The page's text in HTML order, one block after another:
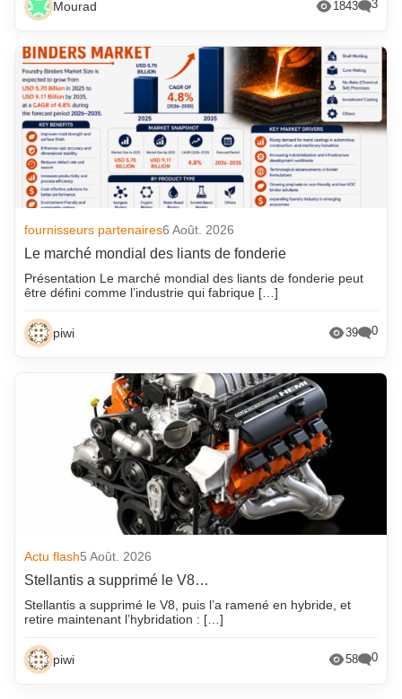
Mourad 1843 3
fournisseurs partenaires6 Août. 2026
Le marché mondial des liants de fonderie
Présentation Le marché mondial des liants de fonderie peut
être défini comme l’industrie qui fabrique […]
piwi 39 0
Actu flash5 Août. 2026
Stellantis a supprimé le V8…
Stellantis a supprimé le V8, puis l’a ramené en hybride, et
retire maintenant l’hybridation : […]
piwi 58 0